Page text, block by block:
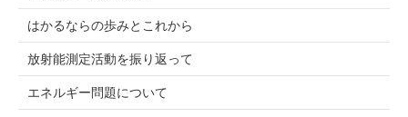
はかるならの歩みとこれから
放射能測定活動を振り返って
エネルギー問題について